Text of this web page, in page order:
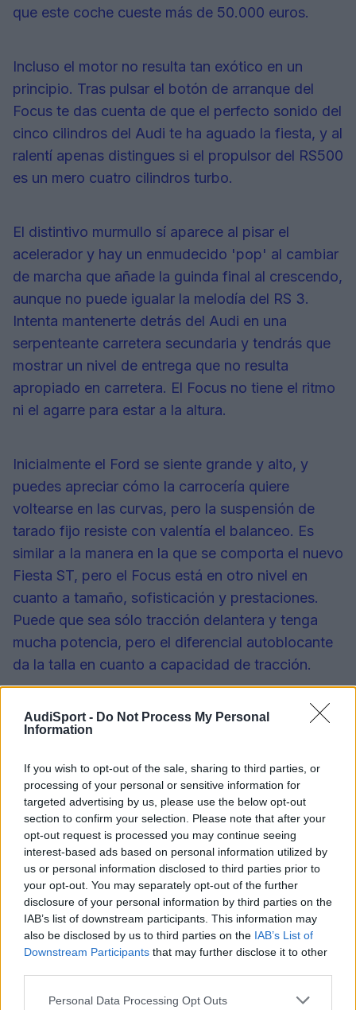
AudiSport - Do Not Process My Personal
Information
If you wish to opt-out of the sale, sharing to third parties, or
processing of your personal or sensitive information for
targeted advertising by us, please use the below opt-out
section to confirm your selection. Please note that after your
opt-out request is processed you may continue seeing
interest-based ads based on personal information utilized by
us or personal information disclosed to third parties prior to
your opt-out. You may separately opt-out of the further
disclosure of your personal information by third parties on the
IAB’s list of downstream participants. This information may
also be disclosed by us to third parties on the IAB’s List of
Downstream Participants that may further disclose it to other
Personal Data Processing Opt Outs
que este coche cueste más de 50.000 euros.
Incluso el motor no resulta tan exótico en un
principio. Tras pulsar el botón de arranque del
Focus te das cuenta de que el perfecto sonido del
cinco cilindros del Audi te ha aguado la fiesta, y al
ralentí apenas distingues si el propulsor del RS500
es un mero cuatro cilindros turbo.
El distintivo murmullo sí aparece al pisar el
acelerador y hay un enmudecido 'pop' al cambiar
de marcha que añade la guinda final al crescendo,
aunque no puede igualar la melodía del RS 3.
Intenta mantenerte detrás del Audi en una
serpenteante carretera secundaria y tendrás que
mostrar un nivel de entrega que no resulta
apropiado en carretera. El Focus no tiene el ritmo
ni el agarre para estar a la altura.
Inicialmente el Ford se siente grande y alto, y
puedes apreciar cómo la carrocería quiere
voltearse en las curvas, pero la suspensión de
tarado fijo resiste con valentía el balanceo. Es
similar a la manera en la que se comporta el nuevo
Fiesta ST, pero el Focus está en otro nivel en
cuanto a tamaño, sofisticación y prestaciones.
Puede que sea sólo tracción delantera y tenga
mucha potencia, pero el diferencial autoblocante
da la talla en cuanto a capacidad de tracción.
El motor entrega su fuerza de manera suave y
progresiva, así que una vez los neumáticos
delanteros muerden el asfalto, puedes mantener
el pie a fondo en el acelerador. Si eres muy
ambicioso con el pedal, en las curvas más lentas
puedes provocar un ligero patinaje en las ruedas,
y el diferencial zarandeará levemente la dirección,
aunque el RS500 no es tan salvaje e indomable
Mad Max sugieren.